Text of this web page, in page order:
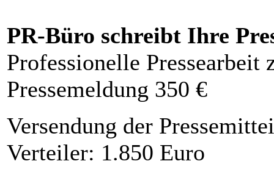
PR-Büro schreibt Ihre
Professionelle Pressearbeit
Pressemeldung 350 €
Versendung der
Verteiler: 1.850 Euro